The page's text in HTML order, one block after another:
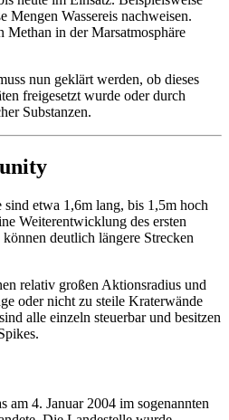
Wassereis nachweisen.
Methan in der Marsatmosphäre
nun geklärt werden, ob dieses
freigesetzt wurde oder durch
Substanzen.
sind etwa 1,6m lang, bis 1,5m hoch
Weiterentwicklung des ersten
deutlich längere Strecken
relativ großen Aktionsradius und
oder nicht zu steile Kraterwände
alle einzeln steuerbar und besitzen
am 4. Januar 2004 im sogenannten